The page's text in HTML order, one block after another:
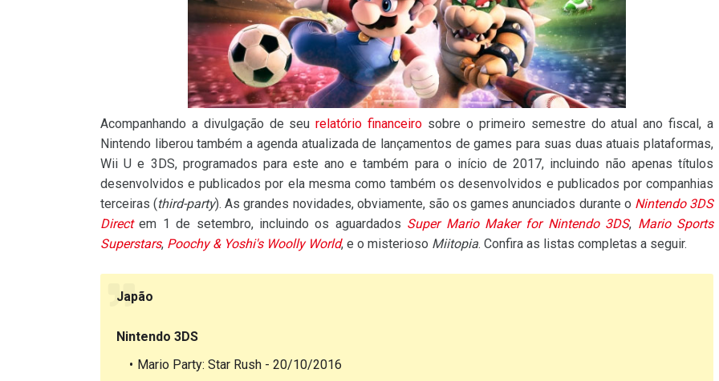
Acompanhando a divulgação de seurelatório financeiro sobre o primeiro semestre do atual ano fiscal, a
Nintendo liberou também a agenda atualizada de lançamentos de games para suas duas atuais plataformas,
Wii U e 3DS, programados para este ano e também para o início de 2017, incluindo não apenas títulos
desenvolvidos e publicados por ela mesma como também os desenvolvidos e publicados por companhias
terceiras (third-party). As grandes novidades, obviamente, são os games anunciados durante o Nintendo 3DS
Directem 1 de setembro, incluindo os aguardados Super Mario Maker for Nintendo 3DS, Mario Sports
Superstars, Poochy & Yoshi's Woolly World, e o misterioso Miitopia. Confira as listas completas a seguir.
Japão
Nintendo 3DS
Mario Party: Star Rush - 20/10/2016